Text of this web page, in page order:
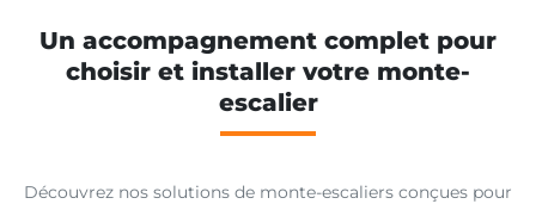
Un accompagnement complet pour
choisir et installer votre monte-
escalier
Découvrez nos solutions de monte-escaliers conçues pour